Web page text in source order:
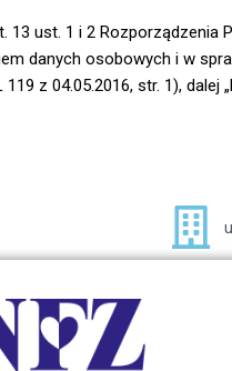
13 ust. 1 i 2 Rozporządzenia
danych osobowych i w
119 z 04.05.2016, str. 1), dalej